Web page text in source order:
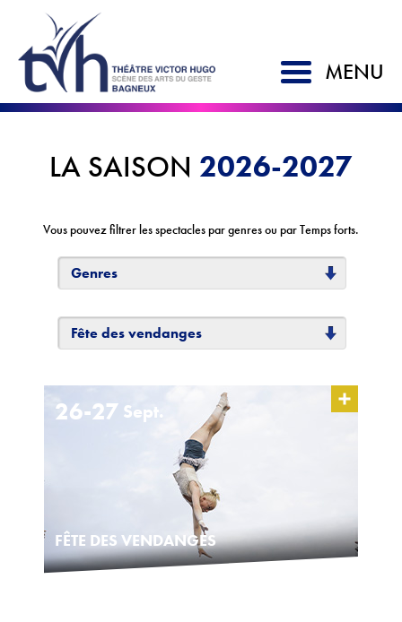
MENU
LE TVH
Historique
L'équipe
ACTIONS CULTURELLES
Les actions de la saison
Pratique du théâtre, mime et geste
Les actions passées
LA SAISON 2026-2027
Vous pouvez filtrer les spectacles par genres ou par Temps forts.
Genres
Fête des vendanges
26-27 Sept.
FÊTE DES VENDANGES